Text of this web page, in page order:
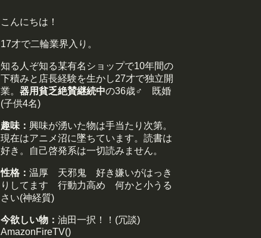
こんにちは！
17才で二輪業界入り。
知る人ぞ知る某有名ショップで10年間の
下積みと店長経験を生かし27才で独立開
業。 器用貧乏絶賛継続中の36歳♂ 既婚
(子供4名)
趣味： 興味が湧いた物は手当たり次第。
現在はアニメ沼に墜ちています。読書は
好き。自己啓発系は一切読みません。
性格： 温厚 天邪鬼 好き嫌いがはっき
りしてます 行動力高め 何かと小うる
さい(神経質)
今欲しい物： 油田一択！！(冗談)
AmazonFireTV()